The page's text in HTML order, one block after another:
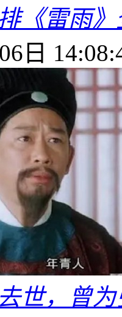
《雷雨》
日
世，曾